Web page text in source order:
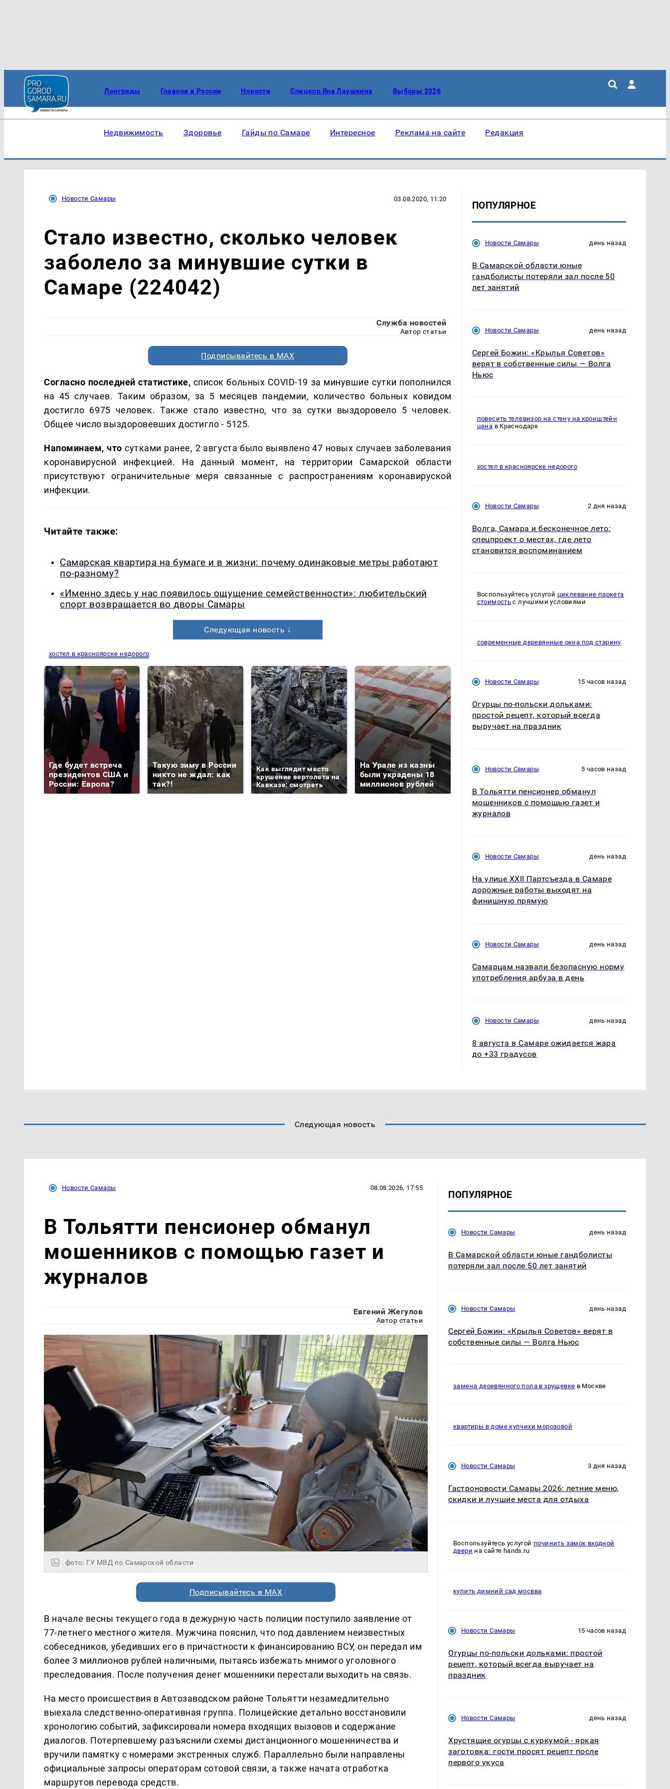
Лонгриды Главное в России Новости Спецкор Яна Лаушкина Выборы 2026
Недвижимость Здоровье Гайды по Самаре Интересное Реклама на сайте Редакция
Новости Самары 03.08.2020, 11:20
Стало известно, сколько человек
заболело за минувшие сутки в
Самаре (224042)
Служба новостей
Автор статьи
Подписывайтесь в MAX
Согласно последней статистике, список больных COVID-19 за минувшие сутки пополнился
на 45 случаев. Таким образом, за 5 месяцев пандемии, количество больных ковидом
достигло 6975 человек. Также стало известно, что за сутки выздоровело 5 человек.
Общее число выздоровевших достигло - 5125.
Напоминаем, что сутками ранее, 2 августа было выявлено 47 новых случаев заболевания
коронавирусной инфекцией. На данный момент, на территории Самарской области
присутствуют ограничительные меря связанные с распространениям коронавируской
инфекции.
Читайте также:
Самарская квартира на бумаге и в жизни: почему одинаковые метры работают
по-разному?
«Именно здесь у нас появилось ощущение семейственности»: любительский
спорт возвращается во дворы Самары
Следующая новость ↓
хостел в красноярске недорого
Где будет встреча
президентов США и
России: Европа?
Такую зиму в России
никто не ждал: как
так?!
Как выглядит место
крушение вертолета на
Кавказе: смотреть
На Урале из казны
были украдены 18
миллионов рублей
Не ешьте эту
готовую еду из
В ОАЭ произошло
жестокое убийство
ПОПУЛЯРНОЕ
Новости Самары день назад
В Самарской области юные
гандболисты потеряли зал после 50
лет занятий
Новости Самары день назад
Сергей Божин: «Крылья Советов»
верят в собственные силы — Волга
Ньюс
повесить телевизор на стену на кронштейн
цена в Краснодаре
хостел в красноярске недорого
Новости Самары 2 дня назад
Волга, Самара и бесконечное лето:
спецпроект о местах, где лето
становится воспоминанием
Воспользуйтесь услугой циклевание паркета
стоимость с лучшими условиями
современные деревянные окна под старину
Новости Самары 15 часов назад
Огурцы по‑польски дольками:
простой рецепт, который всегда
выручает на праздник
Новости Самары 5 часов назад
В Тольятти пенсионер обманул
мошенников с помощью газет и
журналов
Новости Самары день назад
На улице XXII Партсъезда в Самаре
дорожные работы выходят на
финишную прямую
Новости Самары день назад
Самарцам назвали безопасную норму
употребления арбуза в день
Новости Самары день назад
8 августа в Самаре ожидается жара
до +33 градусов
Следующая новость
Новости Самары 08.08.2026, 17:55
В Тольятти пенсионер обманул
мошенников с помощью газет и
журналов
Евгений Жегулов
Автор статьи
фото: ГУ МВД по Самарской области
Подписывайтесь в MAX
В начале весны текущего года в дежурную часть полиции поступило заявление от
77-летнего местного жителя. Мужчина пояснил, что под давлением неизвестных
собеседников, убедивших его в причастности к финансированию ВСУ, он передал им
более 3 миллионов рублей наличными, пытаясь избежать мнимого уголовного
преследования. После получения денег мошенники перестали выходить на связь.
На место происшествия в Автозаводском районе Тольятти незамедлительно
выехала следственно-оперативная группа. Полицейские детально восстановили
хронологию событий, зафиксировали номера входящих вызовов и содержание
диалогов. Потерпевшему разъяснили схемы дистанционного мошенничества и
вручили памятку с номерами экстренных служб. Параллельно были направлены
официальные запросы операторам сотовой связи, а также начата отработка
маршрутов перевода средств.
ПОПУЛЯРНОЕ
Новости Самары день назад
В Самарской области юные гандболисты
потеряли зал после 50 лет занятий
Новости Самары день назад
Сергей Божин: «Крылья Советов» верят в
собственные силы — Волга Ньюс
замена деревянного пола в хрущевке в Москве
квартиры в доме купчихи морозовой
Новости Самары 3 дня назад
Гастроновости Самары 2026: летние меню,
скидки и лучшие места для отдыха
Воспользуйтесь услугой починить замок входной
двери на сайте hands.ru
купить димний сад мосвва
Новости Самары 15 часов назад
Огурцы по‑польски дольками: простой
рецепт, который всегда выручает на
праздник
Новости Самары день назад
Хрустящие огурцы с куркумой - яркая
заготовка: гости просят рецепт после
первого укуса